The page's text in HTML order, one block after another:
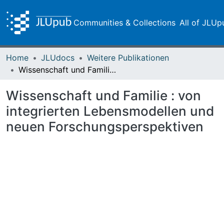
Communities & Collections All of
Home JLUdocs
Weitere Publikationen
Wissenschaft und Familie : von integrierten Lebensmodellen und neuen Forschungsperspektiven
Wissenschaft und Familie : von
integrierten Lebensmodellen und
neuen Forschungsperspektiven